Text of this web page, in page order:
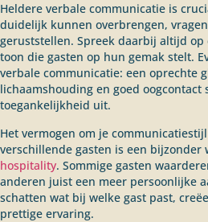
Heldere verbale communicatie is
duidelijk kunnen overbrengen,
geruststellen. Spreek daarbij altijd
toon die gasten op hun gemak stelt.
verbale communicatie: een oprechte
lichaamshouding en goed
toegankelijkheid uit.
Het vermogen om je
verschillende gasten is een bijzonder
hospitality. Sommige gasten
anderen juist een meer persoonlijke
schatten wat bij welke gast past,
prettige ervaring.